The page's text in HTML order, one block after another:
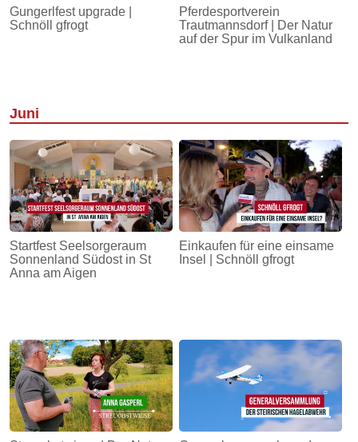
Gungerlfest upgrade |
Schnöll gfrogt
Pferdesportverein
Trautmannsdorf | Der Natur
auf der Spur im Vulkanland
Juni
Startfest Seelsorgeraum
Sonnenland Südost in St
Anna am Aigen
Einkaufen für eine einsame
Insel | Schnöll gfrogt